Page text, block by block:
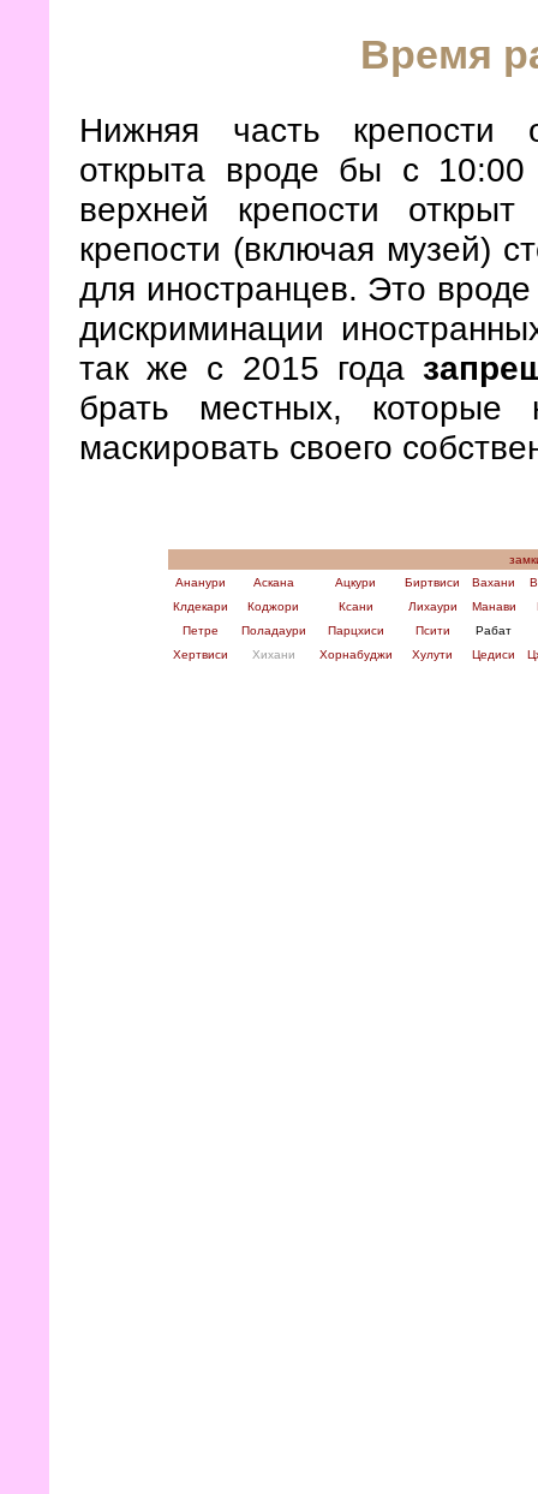
Время
Нижняя часть крепости
открыта вроде бы с
верхней крепости
крепости (включая музей)
для иностранцев. Это
дискриминации
так же с 2015 года
брать местных,
маскировать своего
Ананури
Аскана Ацкури Биртвиси Вахани
Клдекари
Коджори Ксани Лихаури Манави
Петре
Поладаури Парцхиси Псити Рабат
Хертвиси
Хихани Хорнабуджи Хулути Цедиси